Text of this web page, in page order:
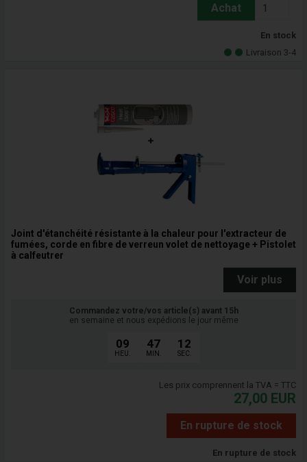
Achat
En stock
Livraison 3-4
Joint d'étanchéité résistante à la chaleur pour l'extracteur de
fumées, corde en fibre de verreun volet de nettoyage + Pistolet
à calfeutrer
Voir plus
Commandez votre/vos article(s) avant 15h
en semaine et nous expédions le jour même
09
HEU.
47
MIN.
11
SEC.
Les prix comprennent la TVA = TTC
27,00 EUR
En rupture de stock
En rupture de stock